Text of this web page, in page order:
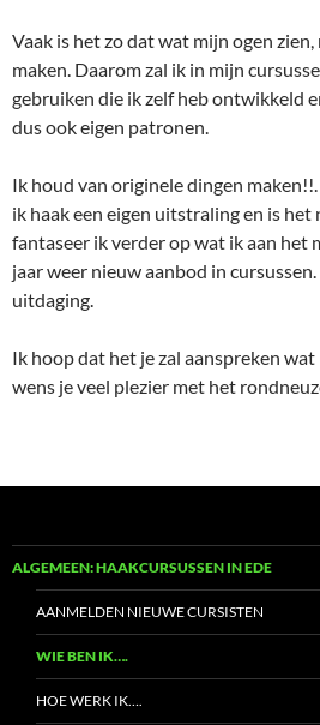
Vaak is het zo dat wat mijn ogen
maken. Daarom zal ik in mijn
gebruiken die ik zelf heb ontwikkeld
dus ook eigen patronen.
Ik houd van originele dingen
ik haak een eigen uitstraling en is
fantaseer ik verder op wat ik aan het
jaar weer nieuw aanbod in
uitdaging.
Ik hoop dat het je zal aanspreken
wens je veel plezier met het
ALGEMEEN: HAAKCURSUSSEN IN EDE
AANMELDEN NIEUWE CURSISTEN
WIE BEN IK….
HOE WERK IK….